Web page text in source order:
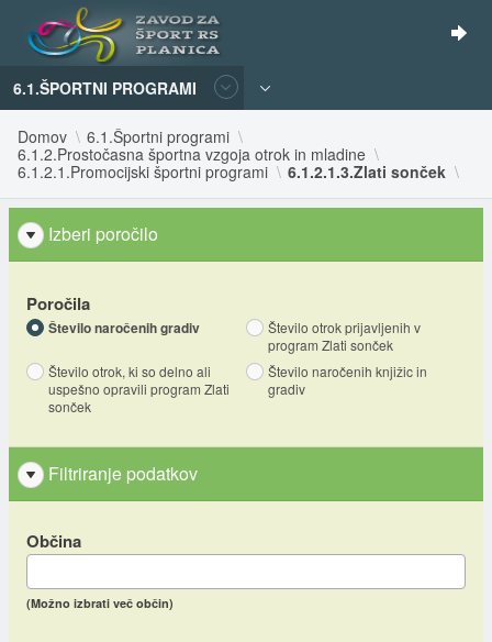
6.1.ŠPORTNI PROGRAMI
Domov
6.1.Športni programi
6.1.2.Prostočasna športna vzgoja otrok in mladine
6.1.2.1.Promocijski športni programi
6.1.2.1.3.Zlati sonček
Izberi poročilo
Poročila
Število naročenih gradiv
Število otrok prijavljenih v
program Zlati sonček
Število otrok, ki so delno ali
uspešno opravili program Zlati
sonček
Število naročenih knjižic in
gradiv
Filtriranje podatkov
Občina
(Možno izbrati več občin)